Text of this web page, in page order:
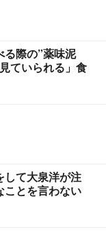
る際の”薬味泥
ていられる」食
して大泉洋が注
とを言わない